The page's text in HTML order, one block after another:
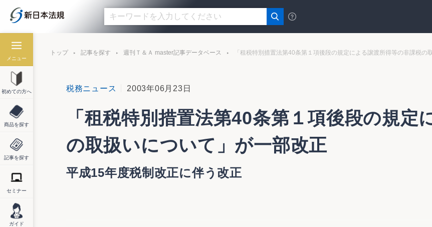
メニュー
初めての方へ
商品を探す
記事を探す
セミナー
ガイド
トップ 記事を探す 週刊Ｔ＆Ａ master記事データベース 「租税特別措置法第40条第１項後段の規定による譲渡所得等の非課税の
税務ニュース 2003年06月23日
「租税特別措置法第40条第１項後段の規
の取扱いについて」が一部改正
平成15年度税制改正に伴う改正